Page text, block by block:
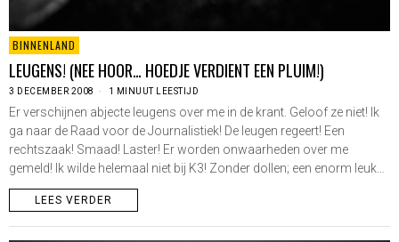
BINNENLAND
LEUGENS! (NEE HOOR… HOEDJE VERDIENT EEN PLUIM!)
3 DECEMBER 2008 1 MINUUT LEESTIJD
Er verschijnen abjecte leugens over me in de krant. Geloof ze niet! Ik
ga naar de Raad voor de Journalistiek! De leugen regeert! Een
rechtszaak! Smaad! Laster! Er worden onwaarheden over me
gemeld! Ik wilde helemaal niet bij K3! Zonder dollen; een enorm leuk…
LEES VERDER